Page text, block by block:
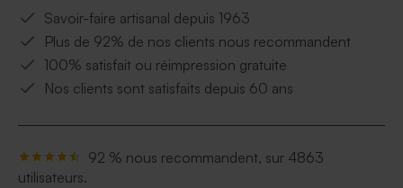
Savoir-faire artisanal depuis 1963
Plus de 92% de nos clients nous recommandent
100% satisfait ou réimpression gratuite
Nos clients sont satisfaits depuis 60 ans
92 % nous recommandent, sur 4863
utilisateurs.